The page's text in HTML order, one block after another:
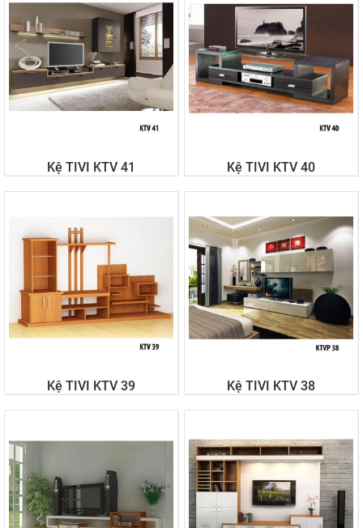
Kệ TIVI KTV 41 Kệ TIVI KTV 40
Liên hệ
Kệ TIVI KTV 39
Liên hệ
Kệ TIVI KTV 38
Liên hệ